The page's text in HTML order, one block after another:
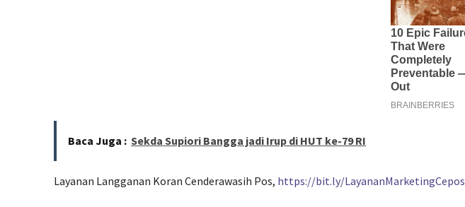
Baca Juga : Sekda Supiori Bangga jadi Irup di HUT ke-79 RI
Layanan Langganan Koran Cenderawasih Pos, https://bit.ly/LayananMarketingCepos